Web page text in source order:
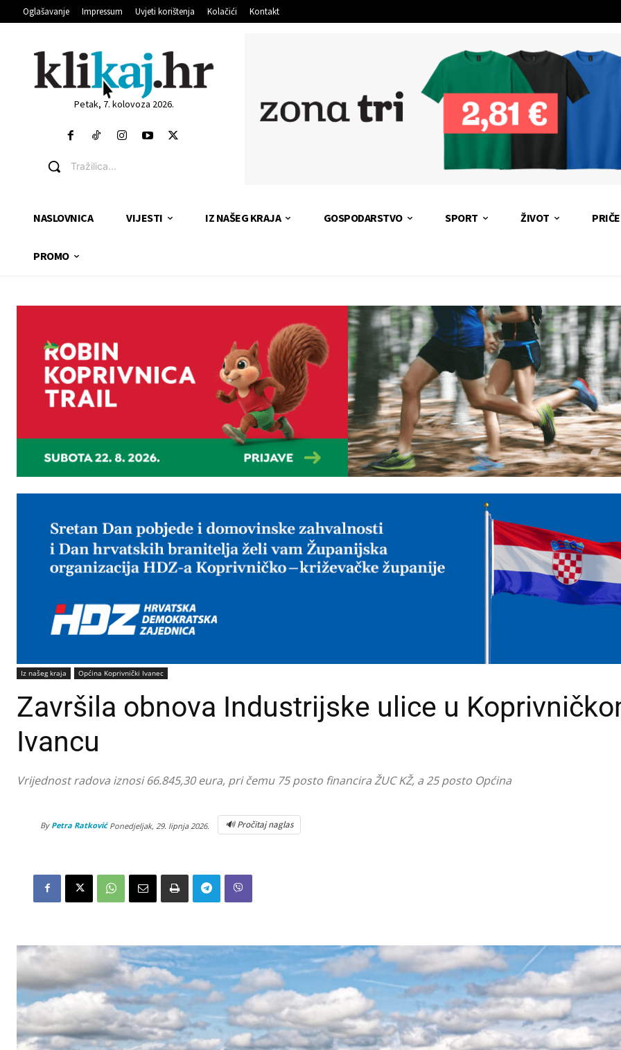
Oglašavanje Impressum Uvjeti korištenja Kolačići Kontakt
Petak, 7. kolovoza 2026.
Tražilica...
NASLOVNICA VIJESTI IZ NAŠEG KRAJA GOSPODARSTVO SPORT ŽIVOT PRIČE
PROMO
Iz našeg kraja Općina Koprivnički Ivanec
Završila obnova Industrijske ulice u
Ivancu
Vrijednost radova iznosi 66.845,30 eura, pri čemu 75 posto financira ŽUC KŽ, a 25 posto Općina
By Petra Ratković Ponedjeljak, 29. lipnja 2026. 🔊 Pročitaj naglas